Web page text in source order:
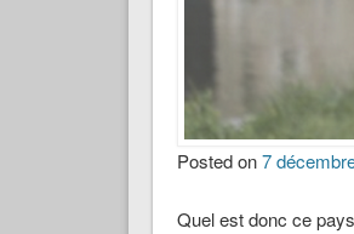
Posted on7
Quel est donc ce